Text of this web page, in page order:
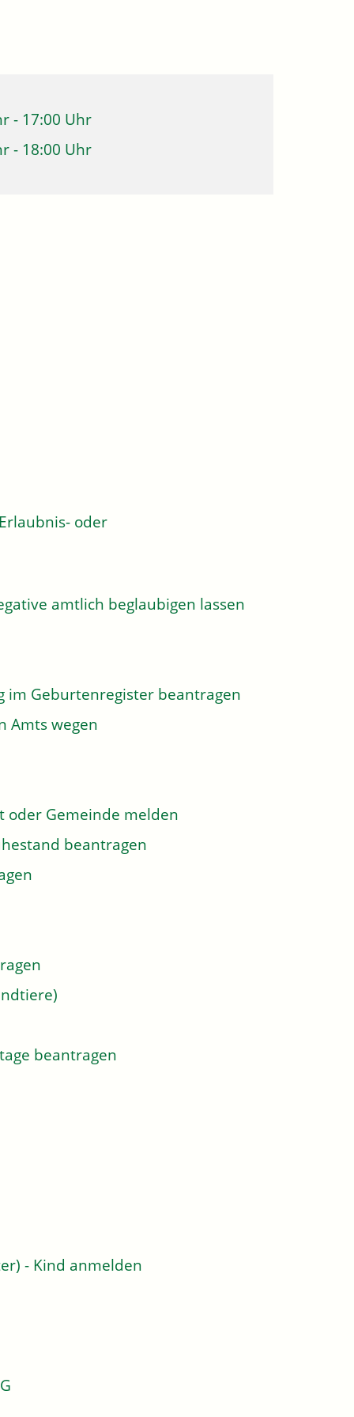
- 17:00 Uhr
- 18:00 Uhr
oder
amtlich beglaubigen lassen
im Geburtenregister beantragen
Amts wegen
oder Gemeinde melden
beantragen
beantragen
- Kind anmelden